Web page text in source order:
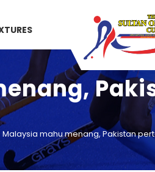
Malaysia mahu menang, Pakistan